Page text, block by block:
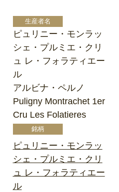
ピュリニー・モンラッ
シェ・プルミエ・クリ
ュ レ・フォラティエー
ル
アルビナ・ペルノ
Puligny Montrachet 1er
Cru Les Folatieres
ピュリニー・モンラッ
シェ・プルミエ・クリ
ュ レ・フォラティエー
ル